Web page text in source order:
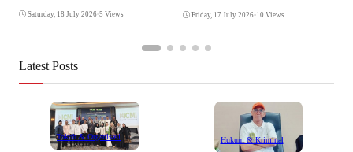
Saturday, 18 July 2026•5 Views Friday, 17 July 2026•10 Views
Latest Posts
Tokoh & Organisasi Hukum & Kriminal